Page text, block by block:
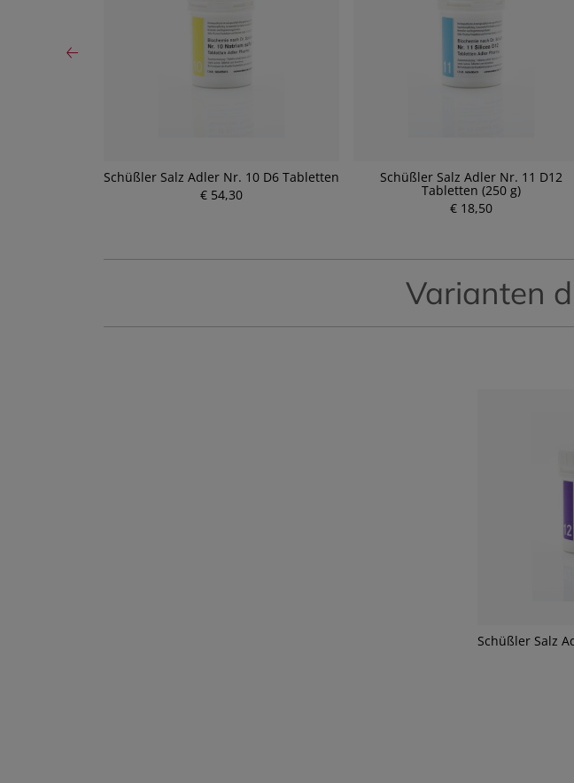
Schüßler Salz Adler Nr. 10 D6 Tabletten
€ 54,30
Schüßler Salz Adler Nr. 11 D12
Tabletten (250 g)
€ 18,50
Varianten
Schüßler Salz